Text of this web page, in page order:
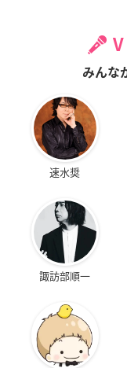
みんな
速水奨
諏訪部順一